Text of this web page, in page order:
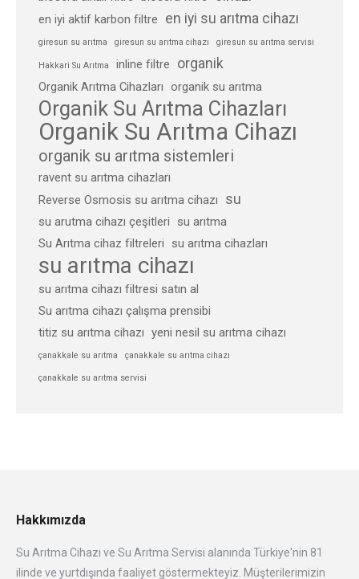
en iyi aktif karbon filtre en iyi su arıtma cihazı
giresun su arıtma giresun su arıtma cihazı giresun su arıtma servisi
Hakkari Su Arıtma inline filtre organik
Organik Arıtma Cihazları organik su arıtma
Organik Su Arıtma Cihazları
Organik Su Arıtma Cihazı
organik su arıtma sistemleri
ravent su arıtma cihazları
Reverse Osmosis su arıtma cihazı
su
su arutma cihazı çeşitleri
su arıtma
Su Arıtma cihaz filtreleri
su arıtma cihazları
su arıtma cihazı
su arıtma cihazı filtresi satın al
Su arıtma cihazı çalışma prensibi
titiz su arıtma cihazı yeni nesil su arıtma cihazı
çanakkale su arıtma çanakkale su arıtma cihazı
çanakkale su arıtma servisi
Hakkımızda
Su Arıtma Cihazı ve Su Arıtma Servisi alanında Türkiye'nin 81
ilinde ve yurtdışında faaliyet göstermekteyiz. Müşterilerimizin